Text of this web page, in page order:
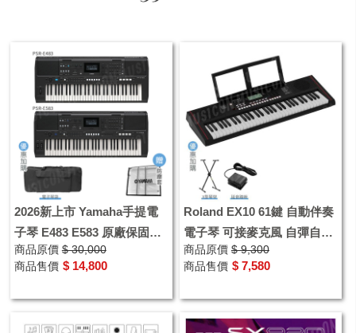
2026新上市 Yamaha手提電
子琴 E483 E583 原廠保固一
年 獨家贈防塵套
商品原價 $ 30,000
商品售價 $ 14,800
Roland EX10 61鍵 自動伴奏
電子琴 可接麥克風 自彈自唱
保固2年 E-X10 優惠加購延音
踏板
商品原價 $ 9,300
商品售價 $ 7,580